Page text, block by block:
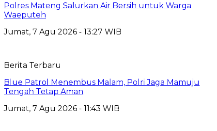
Polres Mateng Salurkan Air Bersih untuk Warga
Waeputeh
Jumat, 7 Agu 2026 - 13:27 WIB
Berita Terbaru
Blue Patrol Menembus Malam, Polri Jaga Mamuju
Tengah Tetap Aman
Jumat, 7 Agu 2026 - 11:43 WIB